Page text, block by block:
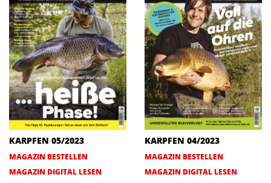
KARPFEN 05/2023
MAGAZIN BESTELLEN
MAGAZIN DIGITAL LESEN
KARPFEN 04/2023
MAGAZIN BESTELLEN
MAGAZIN DIGITAL LESEN